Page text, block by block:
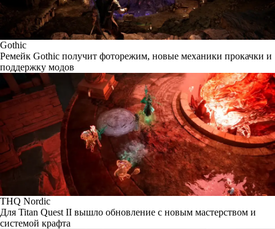
Gothic
Ремейк Gothic получит фоторежим, новые механики прокачки и
поддержку модов
THQ Nordic
Для Titan Quest II вышло обновление с новым мастерством и
системой крафта